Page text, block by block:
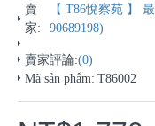
賣
家:
【 T86悅察苑 】
90689198)
賣家評論:(0)
Mã sản phẩm: T86002